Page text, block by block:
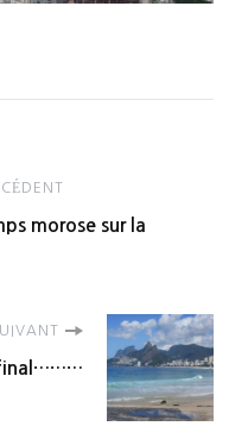
morose sur la
final………